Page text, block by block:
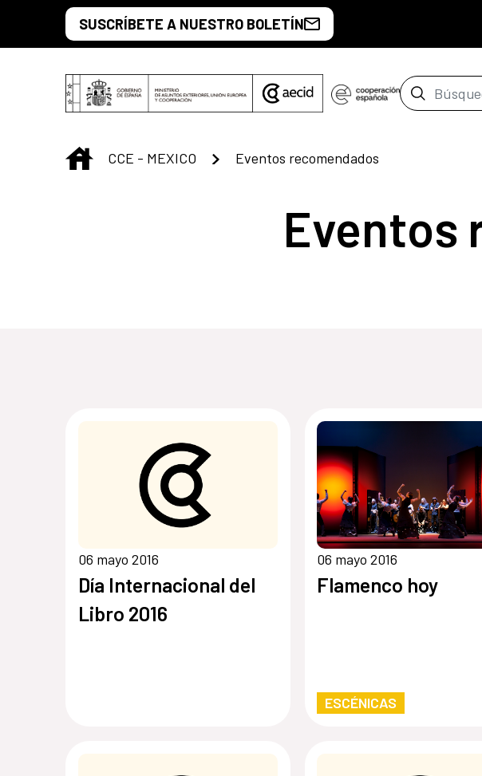
Saltar al contenido principal
SUSCRÍBETE A NUESTRO BOLETÍN
Barra de
INICIO
CCE - MEXICO Eventos recomendados
Eventos
06 mayo 2016
Día Internacional del
Libro 2016
06 mayo 2016
Flamenco hoy
ESCÉNICAS